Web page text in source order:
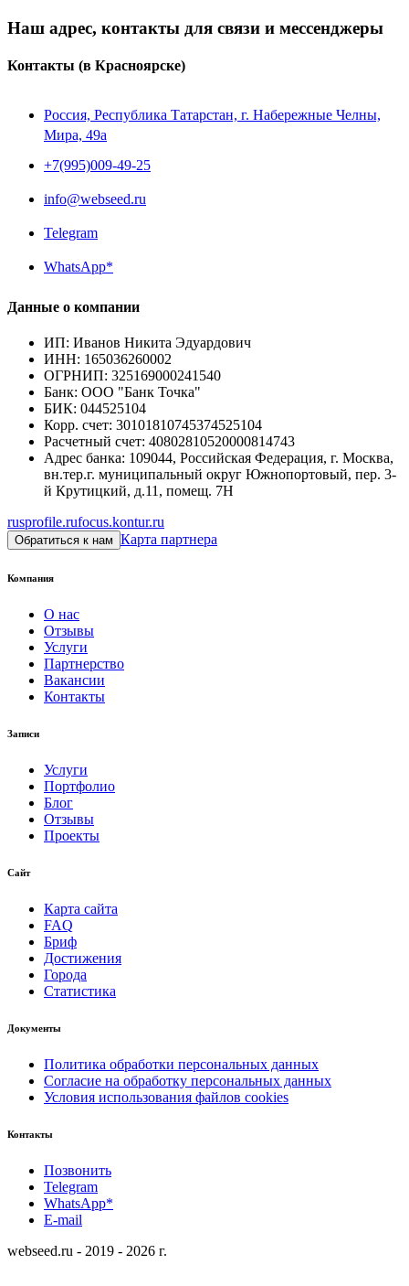
Наш адрес, контакты для связи и мессенджеры
Контакты (в Красноярске)
Россия, Республика Татарстан, г. Набережные Челны,
Мира, 49a
+7(995)009-49-25
info@webseed.ru
Telegram
WhatsApp*
Данные о компании
ИП: Иванов Никита Эдуардович
ИНН: 165036260002
ОГРНИП: 325169000241540
Банк: ООО "Банк Точка"
БИК: 044525104
Корр. счет: 30101810745374525104
Расчетный счет: 40802810520000814743
Адрес банка: 109044, Российская Федерация, г. Москва,
вн.тер.г. муниципальный округ Южнопортовый, пер. 3-
й Крутицкий, д.11, помещ. 7Н
rusprofile.rufocus.kontur.ru
Обратиться к нам Карта партнера
Компания
О нас
Отзывы
Услуги
Партнерство
Вакансии
Контакты
Записи
Услуги
Портфолио
Блог
Отзывы
Проекты
Сайт
Карта сайта
FAQ
Бриф
Достижения
Города
Статистика
Документы
Политика обработки персональных данных
Согласие на обработку персональных данных
Условия использования файлов cookies
Контакты
Позвонить
Telegram
WhatsApp*
E-mail
webseed.ru - 2019 - 2026 г.